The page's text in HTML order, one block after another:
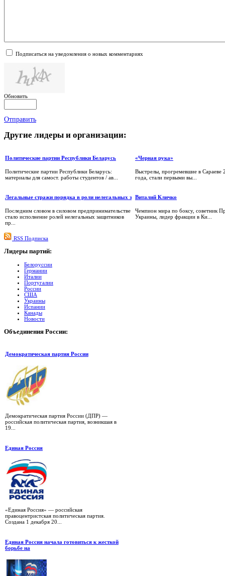
Подписаться на уведомления о новых комментариях
Обновить
Отправить
Другие лидеры и организации:
Политические партии Республики Беларусь
Политические партии Республики Беларусь:
материалы для самост. работы студентов / ав...
«Черная рука»
Выстрелы, прогремевшие в Сараеве
года, стали первыми вы...
Легальные стражи порядка в роли нелегальных з
Последним словом в силовом предпринимательстве
стало исполнение ролей нелегальных защитников
пр...
Виталий Кличко
Чемпион мира по боксу, советник
Украины, лидер фракции в Ки...
RSS Подписка
Лидеры партий:
Белоруссии
Германии
Италии
Португалии
России
США
Украины
Испании
Канады
Новости
Объединения России:
Демократическая партия России
Демократическая партия России (ДПР) —
российская политическая партия, возникшая в
19...
Единая Россия
«Единая Россия» — российская
правоцентристская политическая партия.
Создана 1 декабря 20...
Единая Россия начала готовиться к жесткой
борьбе на